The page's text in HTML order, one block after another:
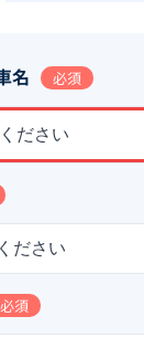
名 必須
ださい
ださい
必須